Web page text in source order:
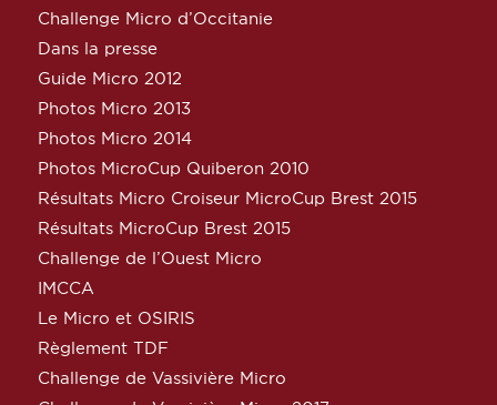
Challenge Micro d’Occitanie
Dans la presse
Guide Micro 2012
Photos Micro 2013
Photos Micro 2014
Photos MicroCup Quiberon 2010
Résultats Micro Croiseur MicroCup Brest 2015
Résultats MicroCup Brest 2015
Challenge de l’Ouest Micro
IMCCA
Le Micro et OSIRIS
Règlement TDF
Challenge de Vassivière Micro